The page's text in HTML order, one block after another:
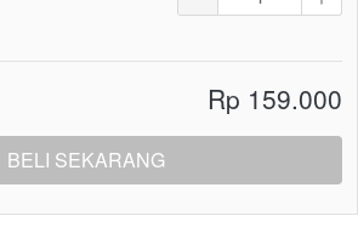
Rp 159.000
`BELI SEKARANG